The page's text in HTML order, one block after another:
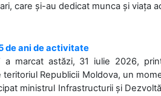
care și-au dedicat munca și viața
de ani de activitate
a marcat astăzi, 31 iulie 2026,
Republicii Moldova, un
ministrul Infrastructurii și